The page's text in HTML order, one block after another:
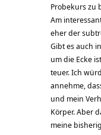
Probekurs zu
Am
eher der
Gibt es auch
um die Ecke
teuer. Ich
annehme,
und mein
Körper. Aber
meine